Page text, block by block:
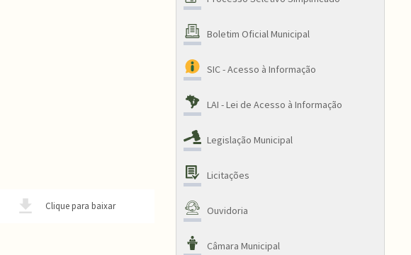
Clique para baixar
Boletim Oficial Municipal
SIC - Acesso à Informação
LAI - Lei de Acesso à Informação
Legislação Municipal
Licitações
Ouvidoria
Câmara Municipal